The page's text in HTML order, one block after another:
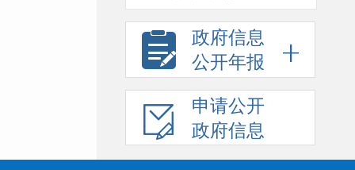
政府信息
公开年报
申请公开
政府信息